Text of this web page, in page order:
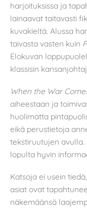
harjoituksissa ja
lainaavat taitavasti
kuvakieltä. Alussa
taivasta vasten kuin
Elokuvan
klassisin
When the War
aiheestaan ja
huolimatta
eikä perustietoja
tekstiruutujen avulla.
lopulta hyvin
Katsoja ei usein
asiat ovat
näkemäänsä